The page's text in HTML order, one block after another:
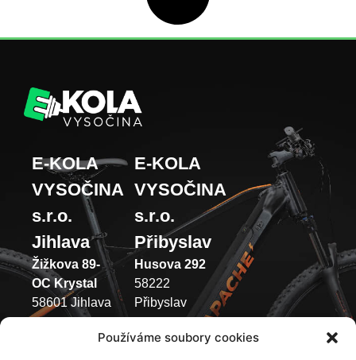
Používáme soubory cookies
E-KOLA
VYSOČINA
s.r.o.
Jihlava
Žižkova 89-
OC Krystal
58601 Jihlava
(+420) 733 371
E-KOLA
VYSOČINA
s.r.o.
Přibyslav
Husova 292
58222
Přibyslav
(+420) 737 433